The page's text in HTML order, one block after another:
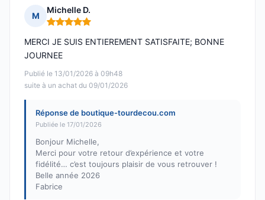
M
Michelle D.
Note : 5 sur 5
Publié le 13/01/2026 à 09h48
suite à un achat du 09/01/2026
MERCI JE SUIS ENTIEREMENT SATISFAITE; BONNE
JOURNEE
Réponse de boutique-tourdecou.com
Publiée le 17/01/2026
Bonjour Michelle,
Merci pour votre retour d’expérience et votre
fidélité… c’est toujours plaisir de vous retrouver !
Belle année 2026
Fabrice